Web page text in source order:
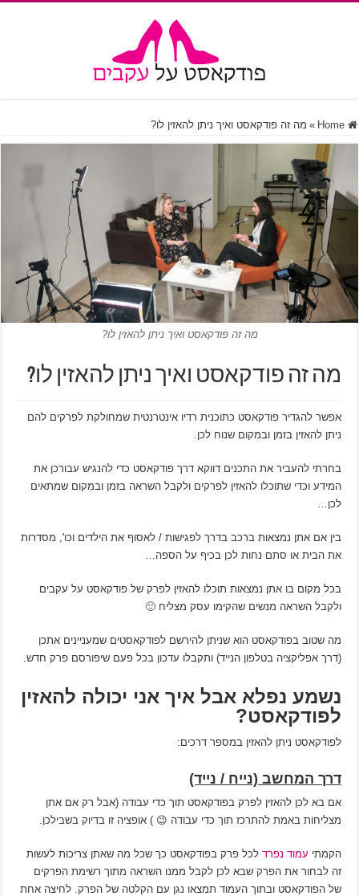
Home
» מה זה פודקאסט ואיך ניתן להאזין לו?
מה זה פודקאסט ואיך ניתן להאזין לו?
מה זה פודקאסט ואיך ניתן להאזין לו?
אפשר להגדיר פודקאסט כתוכנית רדיו אינטרנטית שמחולקת לפרקים להם
ניתן להאזין בזמן ובמקום שנוח לכן.
בחרתי להעביר את התכנים דווקא דרך פודקאסט כדי להנגיש עבורכן את
המידע וכדי שתוכלו להאזין לפרקים ולקבל השראה בזמן ובמקום שמתאים
לכן…
בין אם אתן נמצאות ברכב בדרך לפגישות / לאסוף את הילדים וכו', מסדרות
את הבית או סתם נחות לכן בכיף על הספה…
בכל מקום בו אתן נמצאות תוכלו להאזין לפרק של פודקאסט על עקבים
ולקבל השראה מנשים שהקימו עסק מצליח 🙂
מה שטוב בפודקאסט הוא שניתן להירשם לפודקאסטים שמעניינים אתכן
(דרך אפליקציה בטלפון הנייד) ותקבלו עדכון בכל פעם שיפורסם פרק חדש.
נשמע נפלא אבל איך אני יכולה להאזין
לפודקאסט?
לפודקאסט ניתן להאזין במספר דרכים:
דרך המחשב (נייח / נייד)
אם בא לכן להאזין לפרק בפודקאסט תוך כדי עבודה (אבל רק אם אתן
מצליחות באמת להתרכז תוך כדי עבודה 😉 ) אופציה זו בדיוק בשבילכן.
הקמתי עמוד נפרד לכל פרק בפודקאסט כך שכל מה שאתן צריכות לעשות
זה לבחור את הפרק שבא לכן לקבל ממנו השראה מתוך רשימת הפרקים
של הפודקאסט ובתוך העמוד תמצאו נגן עם הקלטה של הפרק. לחיצה אחת